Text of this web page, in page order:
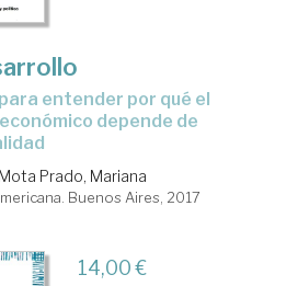
depende de
Mota Prado, Mariana
Buenos Aires, 2017
14,00 €